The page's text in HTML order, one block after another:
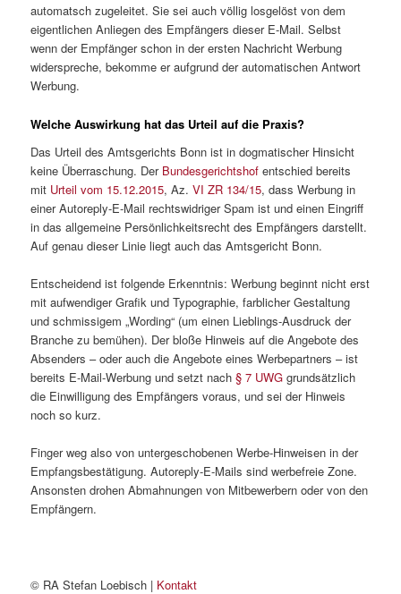
automatsch zugeleitet. Sie sei auch völlig losgelöst von dem
eigentlichen Anliegen des Empfängers dieser E-Mail. Selbst
wenn der Empfänger schon in der ersten Nachricht Werbung
widerspreche, bekomme er aufgrund der automatischen Antwort
Werbung.
Welche Auswirkung hat das Urteil auf die Praxis?
Das Urteil des Amtsgerichts Bonn ist in dogmatischer Hinsicht
keine Überraschung. Der Bundesgerichtshof entschied bereits
mit Urteil vom 15.12.2015, Az.VI ZR 134/15, dass Werbung in
einer Autoreply-E-Mail rechtswidriger Spam ist und einen Eingriff
in das allgemeine Persönlichkeitsrecht des Empfängers darstellt.
Auf genau dieser Linie liegt auch das Amtsgericht Bonn.
Entscheidend ist folgende Erkenntnis: Werbung beginnt nicht erst
mit aufwendiger Grafik und Typographie, farblicher Gestaltung
und schmissigem „Wording“ (um einen Lieblings-Ausdruck der
Branche zu bemühen). Der bloße Hinweis auf die Angebote des
Absenders – oder auch die Angebote eines Werbepartners – ist
bereits E-Mail-Werbung und setzt nach§ 7 UWG grundsätzlich
die Einwilligung des Empfängers voraus, und sei der Hinweis
noch so kurz.
Finger weg also von untergeschobenen Werbe-Hinweisen in der
Empfangsbestätigung. Autoreply-E-Mails sind werbefreie Zone.
Ansonsten drohen Abmahnungen von Mitbewerbern oder von den
Empfängern.
© RA Stefan Loebisch | Kontakt